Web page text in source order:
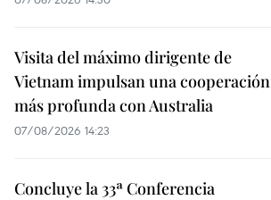
Visita del máximo dirigente de
Vietnam impulsan una cooperación
más profunda con Australia
07/08/2026 14:23
Concluye la 33ª Conferencia